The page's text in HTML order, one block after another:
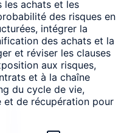
les achats et les
des risques en
intégrer la
des achats et la
et réviser les clauses
aux risques,
et à la chaîne
du cycle de vie,
et de récupération pour